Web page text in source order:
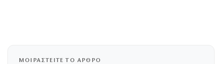
ΜΟΙΡΑΣΤΕΙΤΕ ΤΟ ΑΡΘΡΟ